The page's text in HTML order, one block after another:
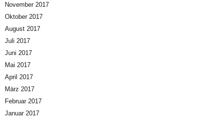
November 2017
Oktober 2017
August 2017
Juli 2017
Juni 2017
Mai 2017
April 2017
März 2017
Februar 2017
Januar 2017